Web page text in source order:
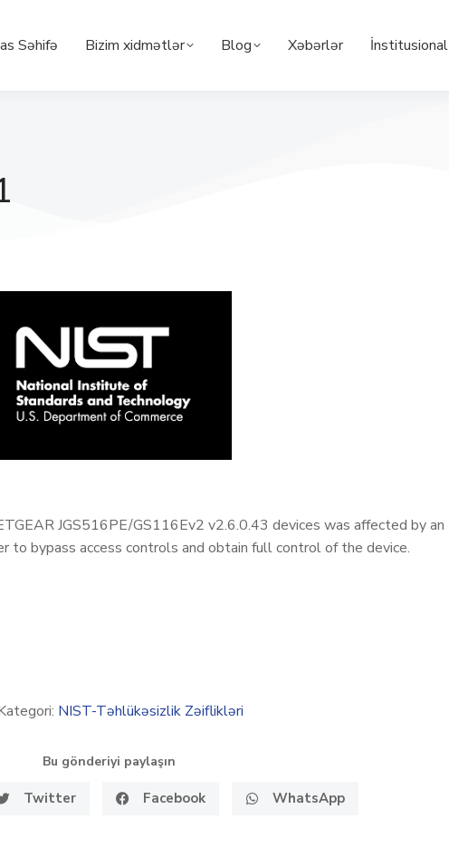
Səhifə Bizim xidmətlər Blog Xəbərlər İnstitusional
JGS516PE/GS116Ev2 v2.6.0.43 devices was affected by an
to bypass access controls and obtain full control of the device.
NIST-Təhlükəsizlik Zəiflikləri
Bu gönderiyi paylaşın
Twitter Facebook WhatsApp